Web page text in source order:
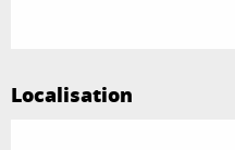
Localisation